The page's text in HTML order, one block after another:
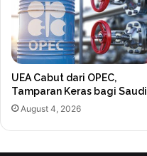
UEA Cabut dari OPEC,
Tamparan Keras bagi Saudi
August 4, 2026